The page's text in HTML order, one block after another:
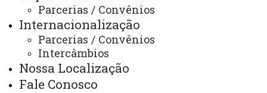
Parcerias / Convênios
Internacionalização
Parcerias / Convênios
Intercâmbios
Nossa Localização
Fale Conosco
Dr. Jerry A. Johann - PQ2 CNPq
Sensoriamento Remoto, Previsão de safras,